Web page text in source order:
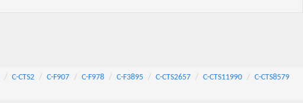
C-CTS2 C-F907 C-F978 C-F3895 C-CTS2657 C-CTS11990
C-CTS8579